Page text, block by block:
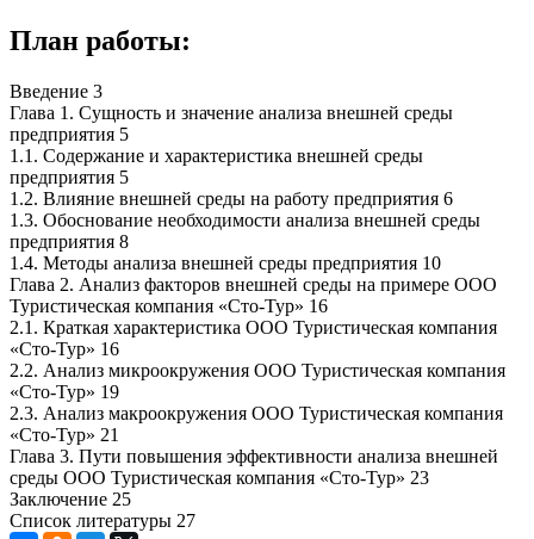
План работы:
Введение 3
Глава 1. Сущность и значение анализа внешней среды
предприятия 5
1.1. Содержание и характеристика внешней среды
предприятия 5
1.2. Влияние внешней среды на работу предприятия 6
1.3. Обоснование необходимости анализа внешней среды
предприятия 8
1.4. Методы анализа внешней среды предприятия 10
Глава 2. Анализ факторов внешней среды на примере ООО
Туристическая компания «Сто-Тур» 16
2.1. Краткая характеристика ООО Туристическая компания
«Сто-Тур» 16
2.2. Анализ микроокружения ООО Туристическая компания
«Сто-Тур» 19
2.3. Анализ макроокружения ООО Туристическая компания
«Сто-Тур» 21
Глава 3. Пути повышения эффективности анализа внешней
среды ООО Туристическая компания «Сто-Тур» 23
Заключение 25
Список литературы 27